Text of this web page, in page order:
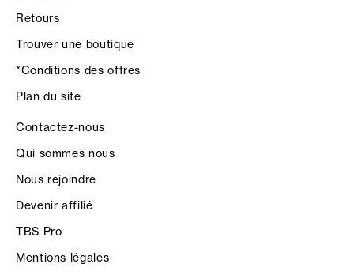
Retours
Trouver une boutique
*Conditions des offres
Plan du site
Contactez-nous
Qui sommes nous
Nous rejoindre
Devenir affilié
TBS Pro
Mentions légales